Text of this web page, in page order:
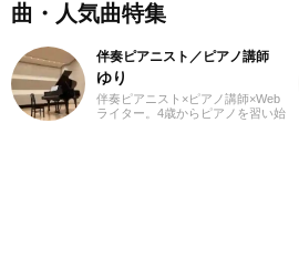
曲・人気曲特集
伴奏ピアニスト／ピアノ講師
ゆり
伴奏ピアニスト×ピアノ講師×Web
ライター。4歳からピアノを習い始